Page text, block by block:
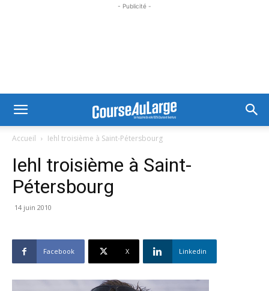
- Publicité -
Accueil Iehl troisième à Saint-Pétersbourg
Iehl troisième à Saint-
Pétersbourg
14 juin 2010
Facebook X Linkedin